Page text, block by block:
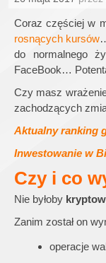
Coraz częściej w
rosnących kursów
do normalnego
FaceBook…
Czy masz
zachodzących
Aktualny ranking
Inwestowanie w
Czy i co
Nie byłoby
Zanim został on
operacje